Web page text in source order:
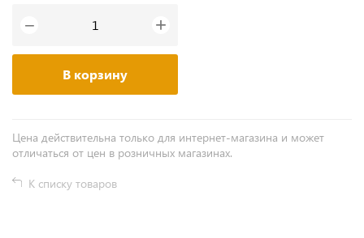
− +
В корзину
Цена действительна только для интернет-магазина и может
отличаться от цен в розничных магазинах.
К списку товаров